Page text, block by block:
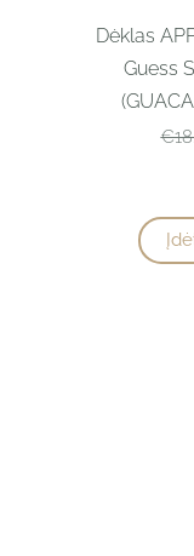
Dėklas
Guess